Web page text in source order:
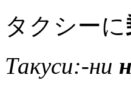
タクシーに
Такуси:-ни